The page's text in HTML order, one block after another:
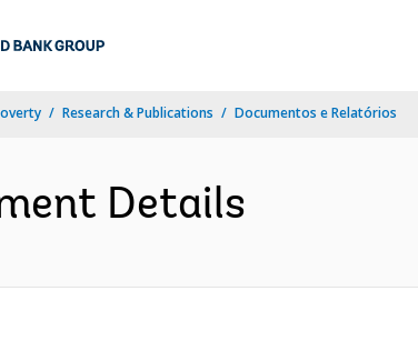
Research & Publications Documentos e Relatórios
Details